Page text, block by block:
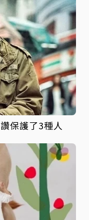
保護了3種人